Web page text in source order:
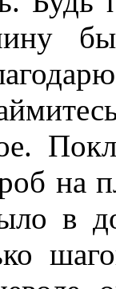
на
в